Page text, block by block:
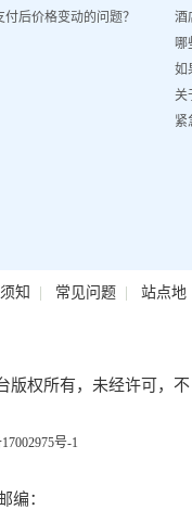
后价格变动的问题？
酒
哪
如
关
紧
知 | 常见问题| 站点地
版权所有，未经许可，不
号-1
编：